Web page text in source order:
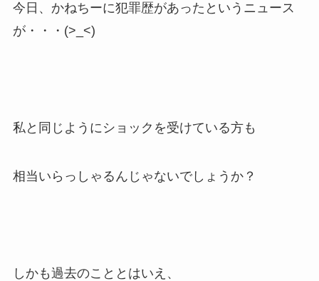
今日、かねちーに犯罪歴があったというニュース
が・・・(>_<)
私と同じようにショックを受けている方も
相当いらっしゃるんじゃないでしょうか？
しかも過去のこととはいえ、